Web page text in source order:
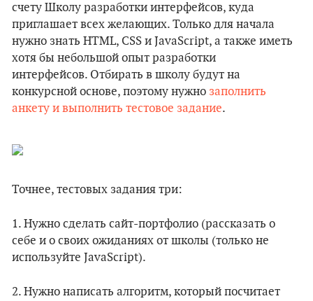
счету Школу разработки интерфейсов, куда
приглашает всех желающих. Только для начала
нужно знать HTML, CSS и JavaScript, а также иметь
хотя бы небольшой опыт разработки
интерфейсов. Отбирать в школу будут на
конкурсной основе, поэтому нужно заполнить
анкету и выполнить тестовое задание.
Точнее, тестовых задания три:
1. Нужно сделать сайт-портфолио (рассказать о
себе и о своих ожиданиях от школы (только не
используйте JavaScript).
2. Нужно написать алгоритм, который посчитает